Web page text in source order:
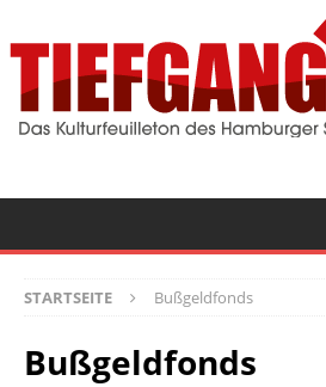
STARTSEITE Bußgeldfonds
Bußgeldfonds